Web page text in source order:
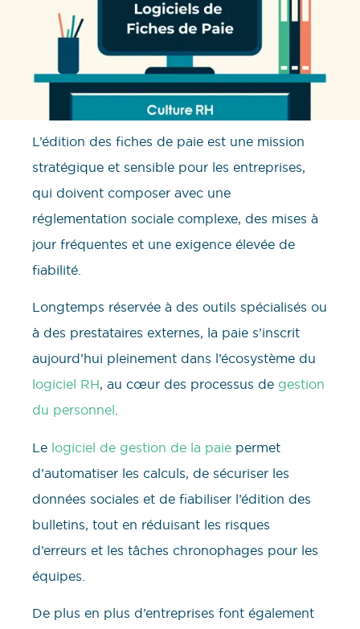
L’édition des fiches de paie est une mission
stratégique et sensible pour les entreprises,
qui doivent composer avec une
réglementation sociale complexe, des mises à
jour fréquentes et une exigence élevée de
fiabilité.
Longtemps réservée à des outils spécialisés ou
à des prestataires externes, la paie s’inscrit
aujourd’hui pleinement dans l’écosystème du
logiciel RH, au cœur des processus de gestion
du personnel.
Le logiciel de gestion de la paie permet
d’automatiser les calculs, de sécuriser les
données sociales et de fiabiliser l’édition des
bulletins, tout en réduisant les risques
d’erreurs et les tâches chronophages pour les
équipes.
De plus en plus d’entreprises font également